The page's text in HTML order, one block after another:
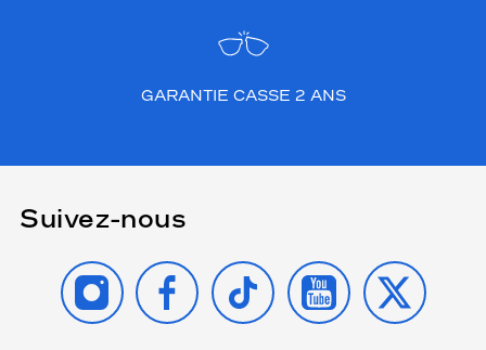
GARANTIE CASSE 2 ANS
Suivez-nous
INSTAGRAMFACEBOOK
TIKTOK YOUTUBE
X